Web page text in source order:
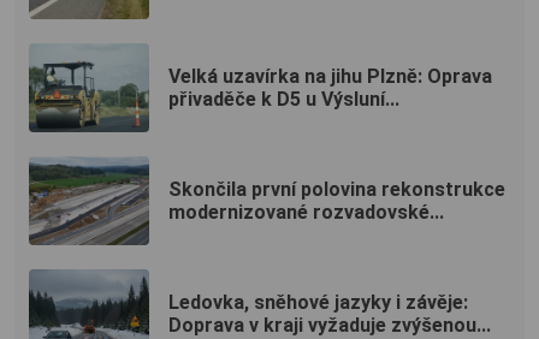
Velká uzavírka na jihu Plzně: Oprava
přivaděče k D5 u Výsluní...
Skončila první polovina rekonstrukce
modernizované rozvadovské...
Ledovka, sněhové jazyky i závěje:
Doprava v kraji vyžaduje zvýšenou...